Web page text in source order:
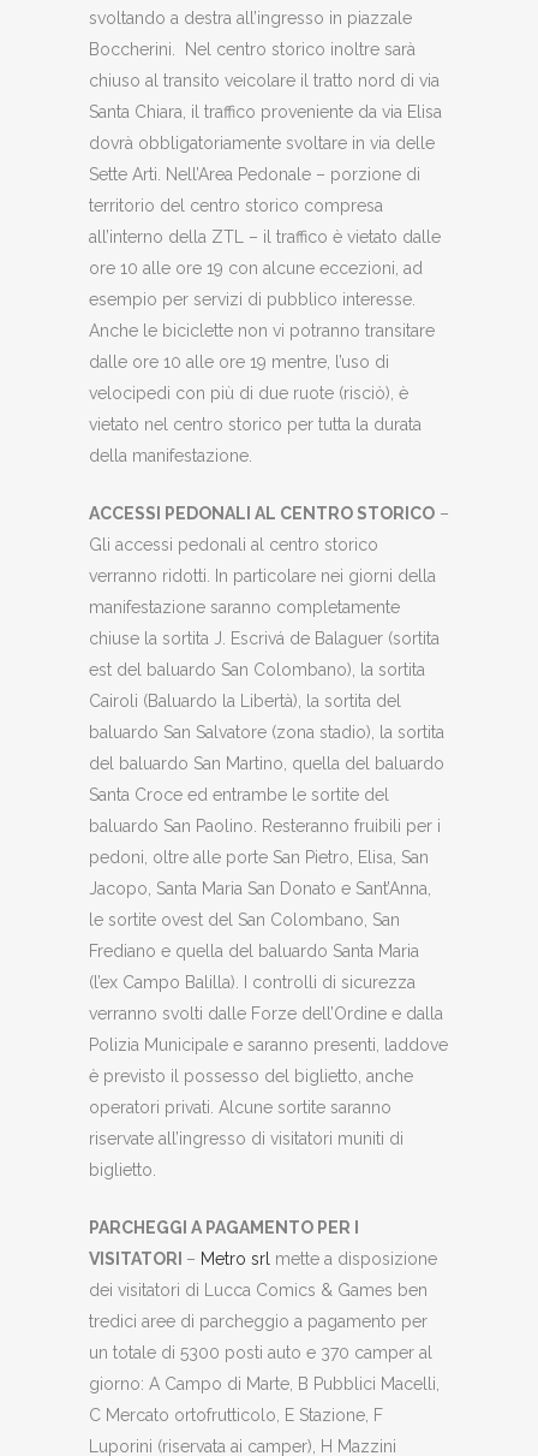
svoltando a destra all’ingresso in piazzale
Boccherini. Nel centro storico inoltre sarà
chiuso al transito veicolare il tratto nord di via
Santa Chiara, il traffico proveniente da via Elisa
dovrà obbligatoriamente svoltare in via delle
Sette Arti. Nell’Area Pedonale – porzione di
territorio del centro storico compresa
all’interno della ZTL – il traffico è vietato dalle
ore 10 alle ore 19 con alcune eccezioni, ad
esempio per servizi di pubblico interesse.
Anche le biciclette non vi potranno transitare
dalle ore 10 alle ore 19 mentre, l’uso di
velocipedi con più di due ruote (risciò), è
vietato nel centro storico per tutta la durata
della manifestazione.
ACCESSI PEDONALI AL CENTRO STORICO –
Gli accessi pedonali al centro storico
verranno ridotti. In particolare nei giorni della
manifestazione saranno completamente
chiuse la sortita J. Escrivá de Balaguer (sortita
est del baluardo San Colombano), la sortita
Cairoli (Baluardo la Libertà), la sortita del
baluardo San Salvatore (zona stadio), la sortita
del baluardo San Martino, quella del baluardo
Santa Croce ed entrambe le sortite del
baluardo San Paolino. Resteranno fruibili per i
pedoni, oltre alle porte San Pietro, Elisa, San
Jacopo, Santa Maria San Donato e Sant’Anna,
le sortite ovest del San Colombano, San
Frediano e quella del baluardo Santa Maria
(l’ex Campo Balilla). I controlli di sicurezza
verranno svolti dalle Forze dell’Ordine e dalla
Polizia Municipale e saranno presenti, laddove
è previsto il possesso del biglietto, anche
operatori privati. Alcune sortite saranno
riservate all’ingresso di visitatori muniti di
biglietto.
PARCHEGGI A PAGAMENTO PER I
VISITATORI – Metro srl mette a disposizione
dei visitatori di Lucca Comics & Games ben
tredici aree di parcheggio a pagamento per
un totale di 5300 posti auto e 370 camper al
giorno: A Campo di Marte, B Pubblici Macelli,
C Mercato ortofrutticolo, E Stazione, F
Luporini (riservata ai camper), H Mazzini